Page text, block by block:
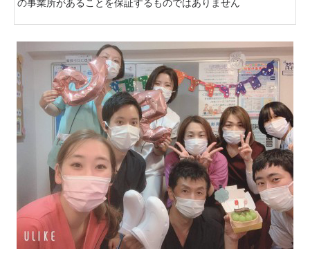
の事業所があることを保証するものではありません